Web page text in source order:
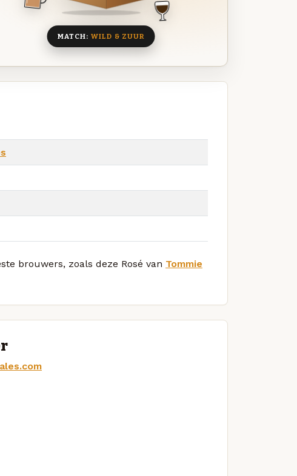
MATCH: WILD & ZUUR
brouwers, zoals deze Rosé van Tommie